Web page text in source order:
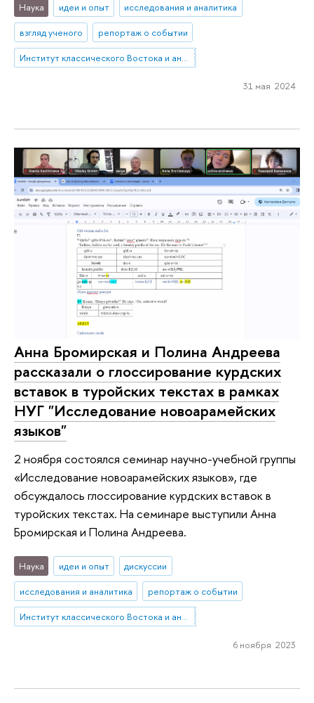
Наука идеи и опыт
исследования и аналитика
взгляд ученого
репортаж о событии
Институт классического Востока и античности
31 мая 2024
Анна Бромирская и Полина Андреева
рассказали о глоссирование курдских
вставок в туройских текстах в рамках
НУГ "Исследование новоарамейских
языков"
2 ноября состоялся семинар научно-учебной группы
«Исследование новоарамейских языков», где
обсуждалось глоссирование курдских вставок в
туройских текстах. На семинаре выступили Анна
Бромирская и Полина Андреева.
Наука идеи и опыт
дискуссии
исследования и аналитика
репортаж о событии
Институт классического Востока и античности
6 ноября 2023